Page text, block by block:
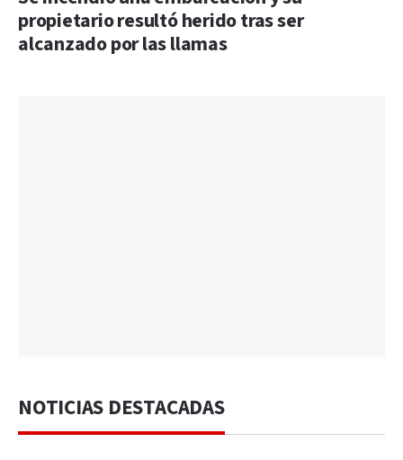
propietario resultó herido tras ser
alcanzado por las llamas
NOTICIAS DESTACADAS